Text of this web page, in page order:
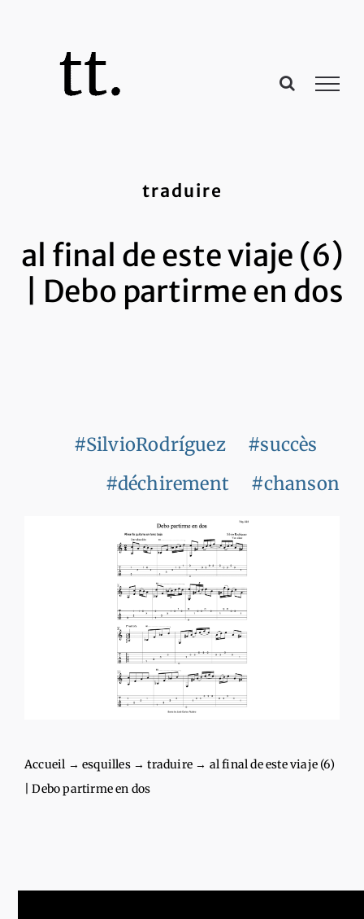
traduire
al final de este viaje (6)
| Debo partirme en dos
#SilvioRodríguez
#succès
#déchirement
#chanson
Accueil → esquilles→traduire → al final de este viaje (6)
| Debo partirme en dos